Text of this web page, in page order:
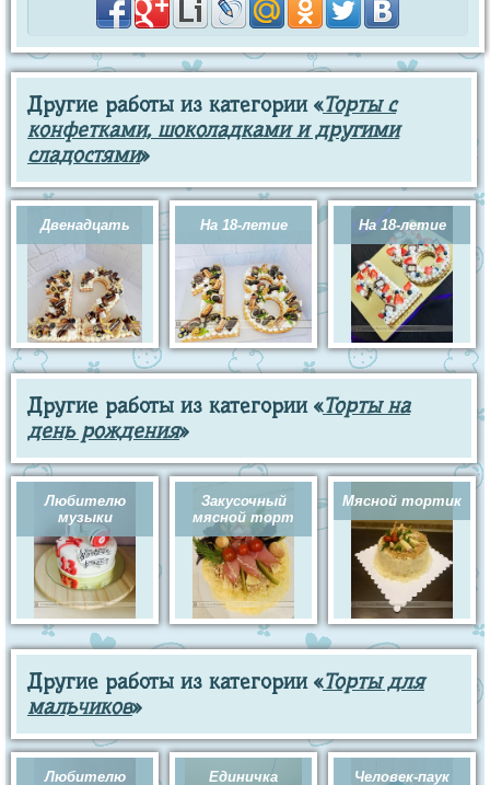
Другие работы из категории «Торты с
конфетками, шоколадками и другими
сладостями»
Двенадцать На 18-летие На 18-летие
Другие работы из категории «Торты на
день рождения»
Любителю
музыки
Закусочный
мясной торт
Мясной тортик
Другие работы из категории «Торты для
мальчиков»
Любителю
Единичка Человек-паук